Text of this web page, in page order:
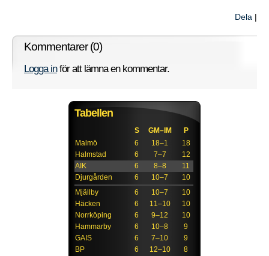
Dela |
Kommentarer (0)
Logga inför att lämna en kommentar.
Tabellen
S GM–IM
P
Malmö
6 18–1
18
Halmstad
6 7–7
12
AIK
6 8–8
11
Djurgården
6 10–7
10
Mjällby
6 10–7
10
Häcken
6 11–10
10
Norrköping
6 9–12
10
Hammarby
6 10–8
9
GAIS
6 7–10
9
BP
6 12–10
8